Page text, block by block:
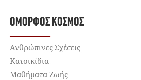
ΌΜΟΡΦΟΣ ΚΌΣΜΟΣ
Ανθρώπινες Σχέσεις
Κατοικίδια
Μαθήματα Ζωής